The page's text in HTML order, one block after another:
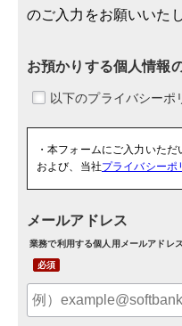
のご入力をお願いいた
お預かりする個人情報
・本フォームにご入力いた
および、当社プライバシーポ
メールアドレス
業務で利用する個人用メールアドレ